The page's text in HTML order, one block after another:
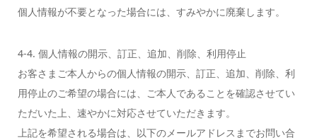
個人情報が不要となった場合には、すみやかに廃棄します。
4-4. 個人情報の開示、訂正、追加、削除、利用停止
お客さまご本人からの個人情報の開示、訂正、追加、削除、利
用停止のご希望の場合には、ご本人であることを確認させてい
ただいた上、速やかに対応させていただきます。
上記を希望される場合は、以下のメールアドレスまでお問い合